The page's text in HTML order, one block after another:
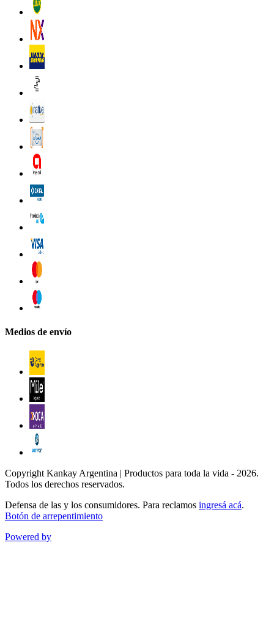
Medios de envío
Copyright Kankay Argentina | Productos para toda la vida - 2026.
Todos los derechos reservados.
Defensa de las y los consumidores. Para reclamos ingresá acá.
Botón de arrepentimiento
Powered by